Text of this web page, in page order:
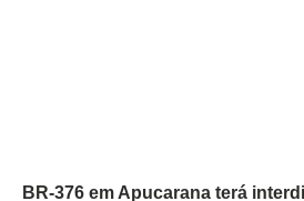
BR-376 em Apucarana terá